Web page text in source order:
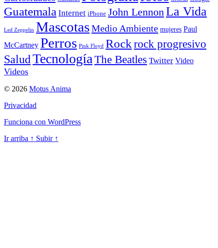
Guatemala Internet iPhone John LennonLa Vida
Led Zeppelin MascotasMedio Ambiente mujeres Paul
McCartney Perros Pink Floyd Rock rock progresivo
Salud Tecnología The Beatles Twitter Video
Videos
© 2026 Motus Anima
Privacidad
Funciona con WordPress
Ir arriba ↑ Subir ↑